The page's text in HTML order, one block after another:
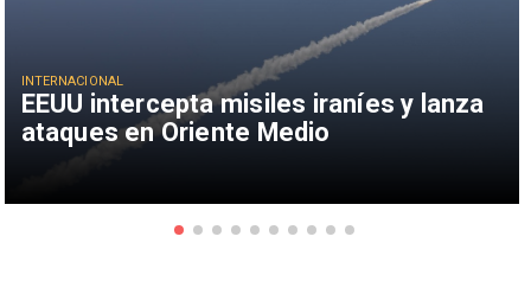
EEUU intercepta misiles iraníes y lanza
ataques en Oriente Medio
INTERNACIONAL